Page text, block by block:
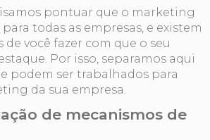
pontuar que o marketing
todas as empresas, e existem
você fazer com que o seu
Por isso, separamos aqui
podem ser trabalhados para
da sua empresa.
de mecanismos de